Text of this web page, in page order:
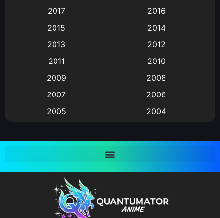
Animation แอนิเมชัน
(9)
Big tits (นมใหญ่)
Bitch (ผู้หญิงร่าน)
Bondage (ทาส)(1)
(1)
2017
2016
2015
2014
2013
2012
2011
2010
2009
2008
2007
2006
2005
2004
1997
1993
1991